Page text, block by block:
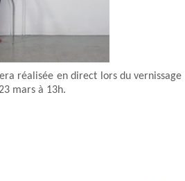
réalisée en direct lors du
mars à 13h.